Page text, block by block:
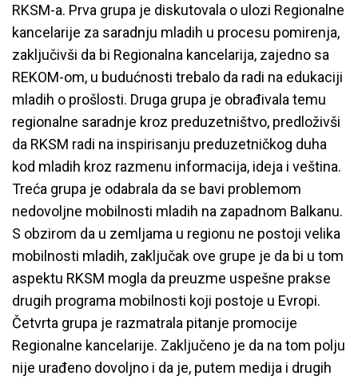
RKSM-a. Prva grupa je diskutovala o ulozi Regionalne
kancelarije za saradnju mladih u procesu pomirenja,
zaključivši da bi Regionalna kancelarija, zajedno sa
REKOM-om, u budućnosti trebalo da radi na edukaciji
mladih o prošlosti. Druga grupa je obrađivala temu
regionalne saradnje kroz preduzetništvo, predloživši
da RKSM radi na inspirisanju preduzetničkog duha
kod mladih kroz razmenu informacija, ideja i veština.
Treća grupa je odabrala da se bavi problemom
nedovoljne mobilnosti mladih na zapadnom Balkanu.
S obzirom da u zemljama u regionu ne postoji velika
mobilnosti mladih, zaključak ove grupe je da bi u tom
aspektu RKSM mogla da preuzme uspešne prakse
drugih programa mobilnosti koji postoje u Evropi.
Četvrta grupa je razmatrala pitanje promocije
Regionalne kancelarije. Zaključeno je da na tom polju
nije urađeno dovoljno i da je, putem medija i drugih